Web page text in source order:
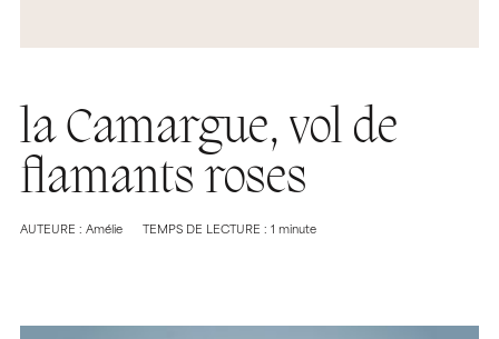
la Camargue, vol de
flamants roses
AUTEURE : Amélie TEMPS DE LECTURE : 1 minute